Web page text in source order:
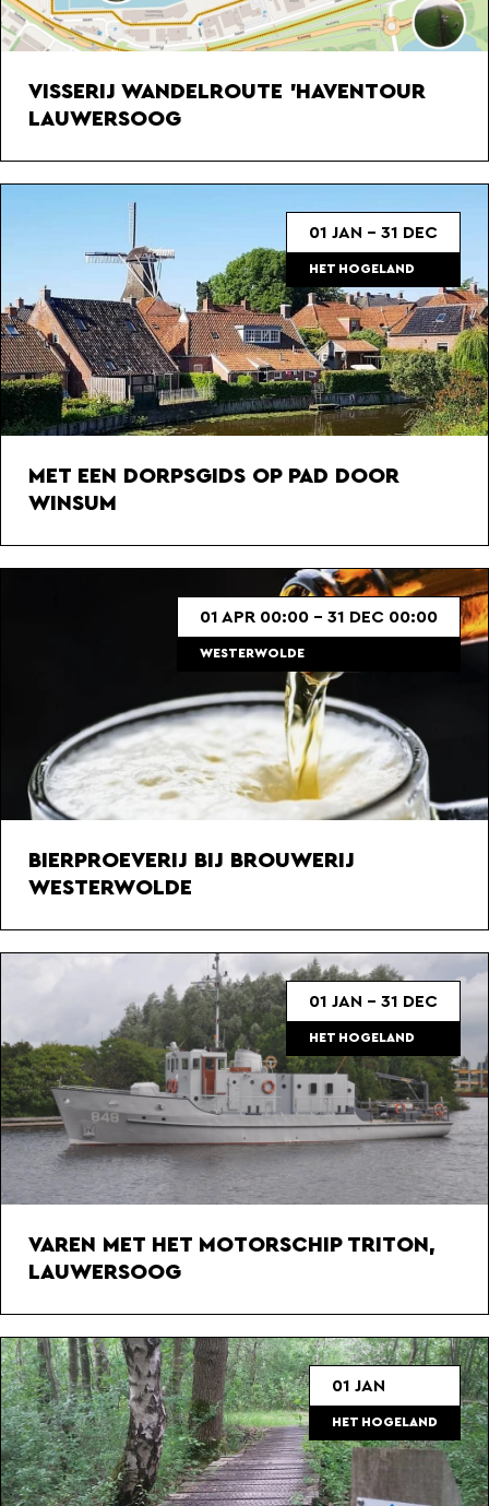
VISSERIJ WANDELROUTE 'HAVENTOUR
LAUWERSOOG
01 JAN - 31 DEC
HET HOGELAND
MET EEN DORPSGIDS OP PAD DOOR
WINSUM
01 APR 00:00 - 31 DEC 00:00
WESTERWOLDE
BIERPROEVERIJ BIJ BROUWERIJ
WESTERWOLDE
01 JAN - 31 DEC
HET HOGELAND
VAREN MET HET MOTORSCHIP TRITON,
LAUWERSOOG
01 JAN
HET HOGELAND